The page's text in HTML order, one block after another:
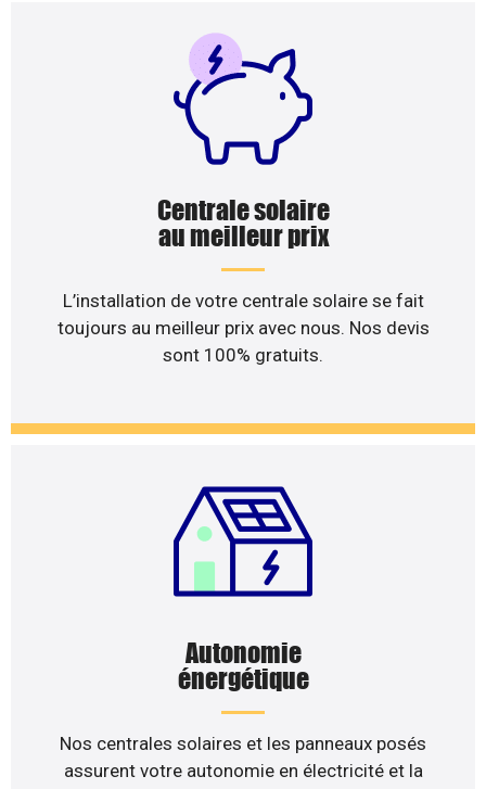
Centrale solaire
au meilleur prix
L’installation de votre centrale solaire se fait
toujours au meilleur prix avec nous. Nos devis
sont 100% gratuits.
Autonomie
énergétique
Nos centrales solaires et les panneaux posés
assurent votre autonomie en électricité et la